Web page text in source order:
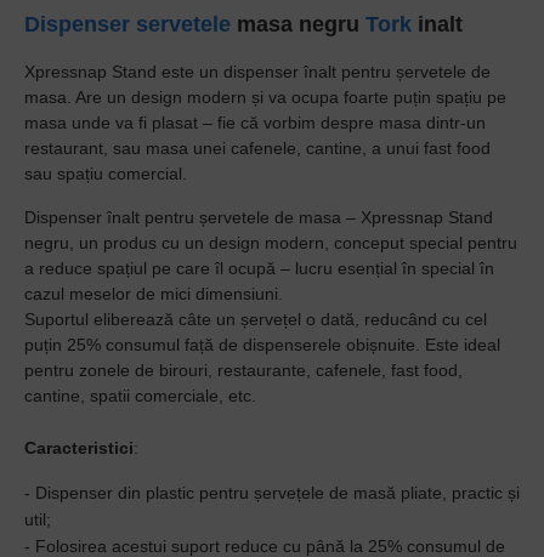
Dispenser servetele masa negru Tork inalt
Xpressnap Stand este un dispenser înalt pentru șervetele de
masa. Are un design modern și va ocupa foarte puțin spațiu pe
masa unde va fi plasat – fie că vorbim despre masa dintr-un
restaurant, sau masa unei cafenele, cantine, a unui fast food
sau spațiu comercial.
Dispenser înalt pentru șervetele de masa – Xpressnap Stand
negru, un produs cu un design modern, conceput special pentru
a reduce spațiul pe care îl ocupă – lucru esențial în special în
cazul meselor de mici dimensiuni.
Suportul eliberează câte un șervețel o dată, reducând cu cel
puțin 25% consumul față de dispenserele obișnuite. Este ideal
pentru zonele de birouri, restaurante, cafenele, fast food,
cantine, spatii comerciale, etc.
Caracteristici:
- Dispenser din plastic pentru șervețele de masă pliate, practic și
util;
- Folosirea acestui suport reduce cu până la 25% consumul de